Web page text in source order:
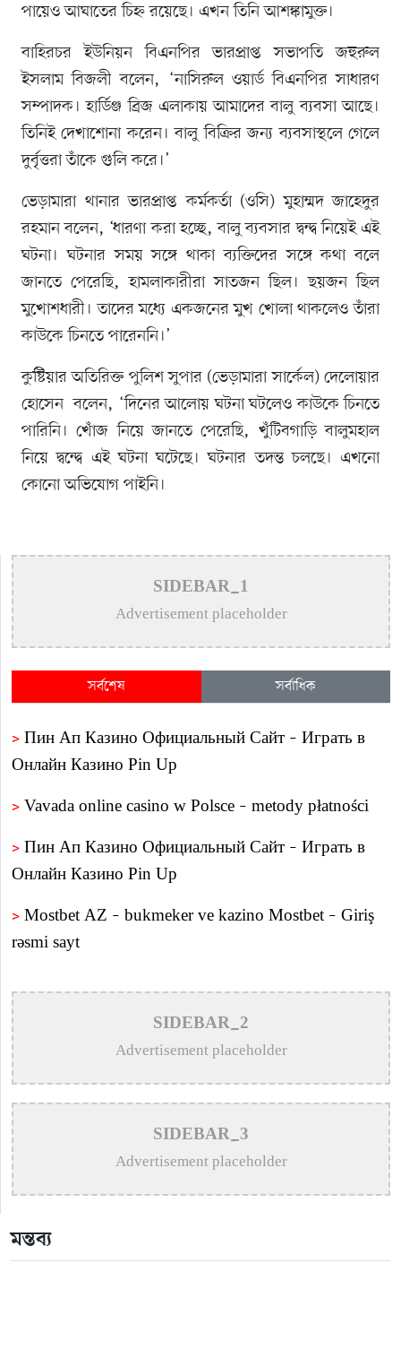
পায়েও আঘাতের চিহ্ন রয়েছে। এখন তিনি আশঙ্কামুক্ত।
বাহিরচর ইউনিয়ন বিএনপির ভারপ্রাপ্ত সভাপতি জহুরুল
ইসলাম বিজলী বলেন, ‘নাসিরুল ওয়ার্ড বিএনপির সাধারণ
সম্পাদক। হার্ডিঞ্জ ব্রিজ এলাকায় আমাদের বালু ব্যবসা আছে।
তিনিই দেখাশোনা করেন। বালু বিক্রির জন্য ব্যবসাস্থলে গেলে
দুর্বৃত্তরা তাঁকে গুলি করে।’
ভেড়ামারা থানার ভারপ্রাপ্ত কর্মকর্তা (ওসি) মুহাম্মদ জাহেদুর
রহমান বলেন, ‘ধারণা করা হচ্ছে, বালু ব্যবসার দ্বন্দ্ব নিয়েই এই
ঘটনা। ঘটনার সময় সঙ্গে থাকা ব্যক্তিদের সঙ্গে কথা বলে
জানতে পেরেছি, হামলাকারীরা সাতজন ছিল। ছয়জন ছিল
মুখোশধারী। তাদের মধ্যে একজনের মুখ খোলা থাকলেও তাঁরা
কাউকে চিনতে পারেননি।’
কুষ্টিয়ার অতিরিক্ত পুলিশ সুপার (ভেড়ামারা সার্কেল) দেলোয়ার
হোসেন বলেন, ‘দিনের আলোয় ঘটনা ঘটলেও কাউকে চিনতে
পারিনি। খোঁজ নিয়ে জানতে পেরেছি, খুঁটিবগাড়ি বালুমহাল
নিয়ে দ্বন্দ্বে এই ঘটনা ঘটেছে। ঘটনার তদন্ত চলছে। এখনো
কোনো অভিযোগ পাইনি।
SIDEBAR_1
Advertisement placeholder
সর্বশেষ সর্বাধিক
> Пин Ап Казино Официальный Сайт – Играть в
Онлайн Казино Pin Up
> Vavada online casino w Polsce – metody płatności
> Пин Ап Казино Официальный Сайт – Играть в
Онлайн Казино Pin Up
> Mostbet AZ – bukmeker ve kazino Mostbet – Giriş
rəsmi sayt
Casino вход на зеркало
>
Aviator – O Guia Essencial para Jogar e Vencer na
Crash-Game
>
Olimp Casino
>1win официальный сайт букмекера — Обзор и
>1win официальный сайт букмекера — Обзор и
SIDEBAR_2
Advertisement placeholder
SIDEBAR_3
Advertisement placeholder
মন্তব্য